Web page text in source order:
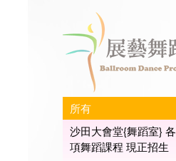
所有
沙田大會堂{舞蹈室} 各
項舞蹈課程 現正招生